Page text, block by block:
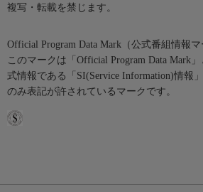
複写・転載を禁じます。
Official Program Data Mark（公式番組情報マ
このマークは「Official Program Data Mark
式情報である「SI(Service Information)情報
のみ表記が許されているマークです。